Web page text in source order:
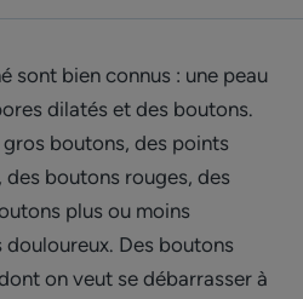
sont bien connus : une peau
dilatés et des boutons.
boutons, des points
boutons rouges, des
plus ou moins
Des boutons
on veut se débarrasser à